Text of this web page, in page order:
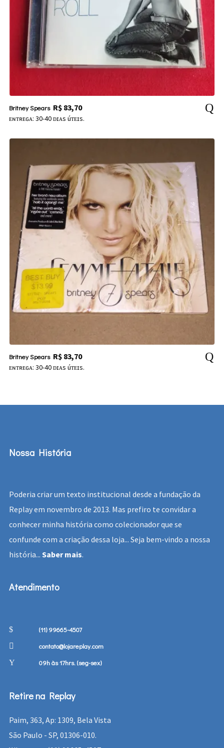
Britney Spears R$83,70
ᴇɴᴛʀᴇɢᴀ: 30-40 ᴅɪᴀs úᴛᴇɪs.
Britney Spears R$83,70
ᴇɴᴛʀᴇɢᴀ: 30-40 ᴅɪᴀs úᴛᴇɪs.
Nossa História
Poderia criar um texto institucional desde a fundação da
Replay em novembro de 2013. Mas prefiro te convidar a
conhecer minha história como colecionador que se
confunde com a criação dessa loja... Seja bem-vindo a nossa
história... Saber mais.
Atendimento
(11) 99665-4507
contato@lojareplay.com
09h às 17hrs. (seg-sex)
Retire na Replay
Paim, 363, Ap: 1309, Bela Vista
São Paulo - SP, 01306-010.